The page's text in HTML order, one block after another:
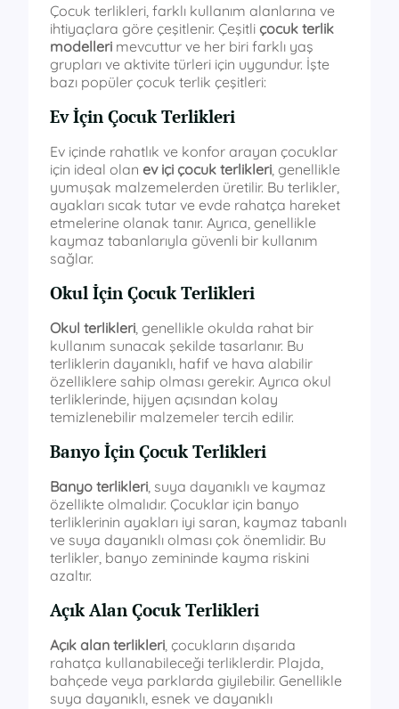
Çocuk terlikleri, farklı kullanım alanlarına ve
ihtiyaçlara göre çeşitlenir. Çeşitli çocuk terlik
modelleri mevcuttur ve her biri farklı yaş
grupları ve aktivite türleri için uygundur. İşte
bazı popüler çocuk terlik çeşitleri:
Ev İçin Çocuk Terlikleri
Ev içinde rahatlık ve konfor arayan çocuklar
için ideal olan ev içi çocuk terlikleri , genellikle
yumuşak malzemelerden üretilir. Bu terlikler,
ayakları sıcak tutar ve evde rahatça hareket
etmelerine olanak tanır. Ayrıca, genellikle
kaymaz tabanlarıyla güvenli bir kullanım
sağlar.
Okul İçin Çocuk Terlikleri
Okul terlikleri , genellikle okulda rahat bir
kullanım sunacak şekilde tasarlanır. Bu
terliklerin dayanıklı, hafif ve hava alabilir
özelliklere sahip olması gerekir. Ayrıca okul
terliklerinde, hijyen açısından kolay
temizlenebilir malzemeler tercih edilir.
Banyo İçin Çocuk Terlikleri
Banyo terlikleri , suya dayanıklı ve kaymaz
özellikte olmalıdır. Çocuklar için banyo
terliklerinin ayakları iyi saran, kaymaz tabanlı
ve suya dayanıklı olması çok önemlidir. Bu
terlikler, banyo zemininde kayma riskini
azaltır.
Açık Alan Çocuk Terlikleri
Açık alan terlikleri , çocukların dışarıda
rahatça kullanabileceği terliklerdir. Plajda,
bahçede veya parklarda giyilebilir. Genellikle
suya dayanıklı, esnek ve dayanıklı